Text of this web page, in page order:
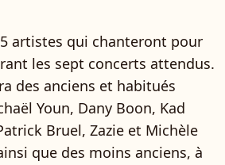
artistes qui chanteront pour
les sept concerts attendus.
des anciens et habitués
Youn, Dany Boon, Kad
Bruel, Zazie et Michèle
que des moins anciens, à